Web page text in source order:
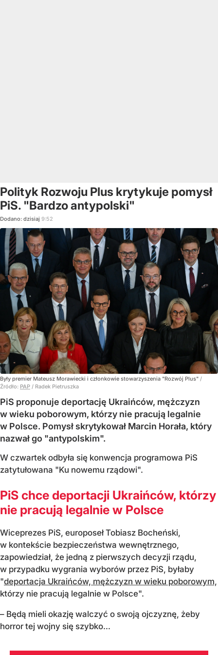
Polityk Rozwoju Plus krytykuje pomysł
PiS. "Bardzo antypolski"
Dodano: dzisiaj 9:52
Były premier Mateusz Morawiecki i członkowie stowarzyszenia "Rozwój Plus" /
Źródło: PAP / Radek Pietruszka
PiS proponuje deportację Ukraińców, mężczyzn
w wieku poborowym, którzy nie pracują legalnie
w Polsce. Pomysł skrytykował Marcin Horała, który
nazwał go "antypolskim".
W czwartek odbyła się konwencja programowa PiS
zatytułowana "Ku nowemu rządowi".
PiS chce deportacji Ukraińców, którzy
nie pracują legalnie w Polsce
Wiceprezes PiS, europoseł Tobiasz Bocheński,
w kontekście bezpieczeństwa wewnętrznego,
zapowiedział, że jedną z pierwszych decyzji rządu,
w przypadku wygrania wyborów przez PiS, byłaby
"deportacja Ukraińców, mężczyzn w wieku poborowym,
którzy nie pracują legalnie w Polsce".
– Będą mieli okazję walczyć o swoją ojczyznę, żeby
horror tej wojny się szybko...